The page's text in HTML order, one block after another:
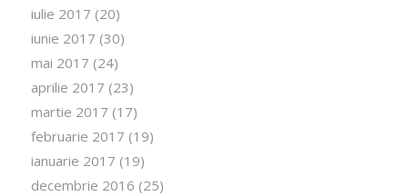
iulie 2017 (20)
iunie 2017 (30)
mai 2017 (24)
aprilie 2017 (23)
martie 2017 (17)
februarie 2017 (19)
ianuarie 2017 (19)
decembrie 2016 (25)